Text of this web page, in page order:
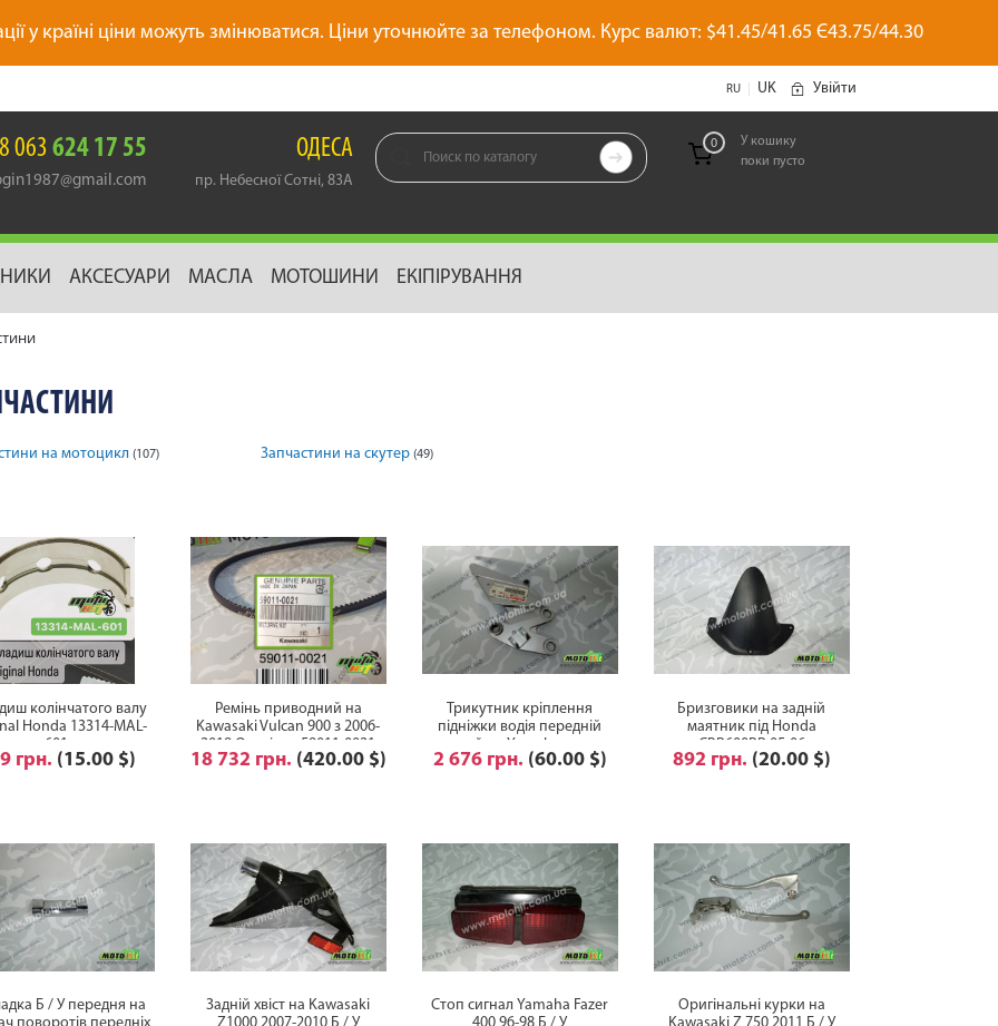
у країні ціни можуть змінюватися. Ціни уточнюйте за телефоном. Курс валют: $41.45/41.65 Є43.75/44.30
RU UK Увійти
063 624 17 55 ОДЕСА
пр. Небесної Сотні, 83А

0
позиций
У кошику
поки пусто
АКСЕСУАРИ МАСЛА МОТОШИНИ ЕКІПІРУВАННЯ
на мотоцикл (107) Запчастини на скутер(49)
колінчатого валу
Honda 13314-MAL-
601
грн. (15.00 $)
Ремінь приводний на
Kawasaki Vulcan 900 з 2006-
2019 Оригінал 59011-0021
18 732 грн. (420.00 $)
Трикутник кріплення
підніжки водія передній
правий на Yamaha номер
5VX- 27443-10
2 676 грн. (60.00 $)
Бризговики на задній
маятник під Honda
CBR600RR 05-06
892 грн. (20.00 $)
Б / У передня на
Задній хвіст на Kawasaki
Стоп сигнал Yamaha Fazer
Оригінальні курки на